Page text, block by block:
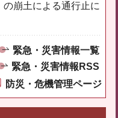
崩土による通行止に
緊急・災害情報一覧
緊急・災害情報RSS
防災・危機管理ページ